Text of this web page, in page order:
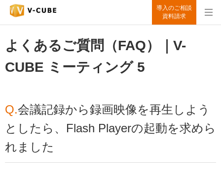
導入のご相談
資料請求
よくあるご質問（FAQ）｜V-
CUBE ミーティング 5
Q.会議記録から録画映像を再生しよう
としたら、Flash Playerの起動を求めら
れました